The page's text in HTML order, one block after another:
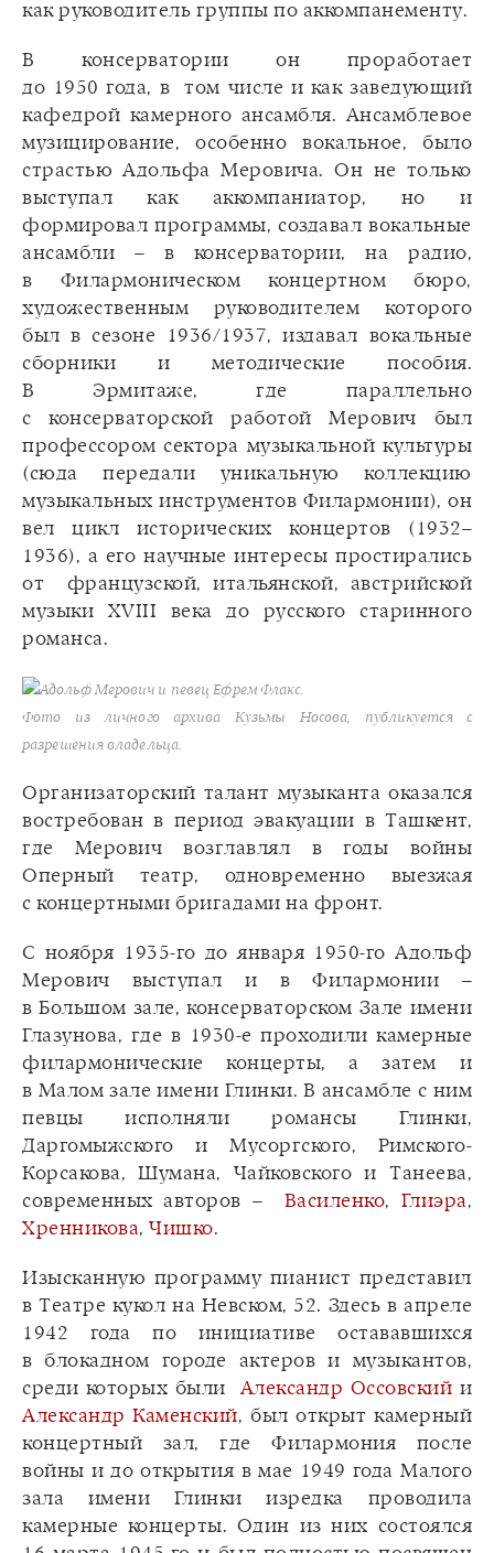
как руководитель группы по аккомпанементу.
В консерватории он проработает
до 1950 года, в том числе и как заведующий
кафедрой камерного ансамбля. Ансамблевое
музицирование, особенно вокальное, было
страстью Адольфа Меровича. Он не только
выступал как аккомпаниатор, но и
формировал программы, создавал вокальные
ансамбли – в консерватории, на радио,
в Филармоническом концертном бюро,
художественным руководителем которого
был в сезоне 1936/1937, издавал вокальные
сборники и методические пособия.
В Эрмитаже, где параллельно
с консерваторской работой Мерович был
профессором сектора музыкальной культуры
(сюда передали уникальную коллекцию
музыкальных инструментов Филармонии), он
вел цикл исторических концертов (1932–
1936), а его научные интересы простирались
от французской, итальянской, австрийской
музыки XVIII века до русского старинного
романса.
Адольф Мерович и певец Ефрем Флакс.
Фото из личного архива Кузьмы Носова, публикуется с
разрешения владельца.
Организаторский талант музыканта оказался
востребован в период эвакуации в Ташкент,
где Мерович возглавлял в годы войны
Оперный театр, одновременно выезжая
с концертными бригадами на фронт.
С ноября 1935-го до января 1950-го Адольф
Мерович выступал и в Филармонии –
в Большом зале, консерваторском Зале имени
Глазунова, где в 1930-е проходили камерные
филармонические концерты, а затем и
в Малом зале имени Глинки. В ансамбле с ним
певцы исполняли романсы Глинки,
Даргомыжского и Мусоргского, Римского-
Корсакова, Шумана, Чайковского и Танеева,
современных авторов – Василенко, Глиэра,
Хренникова, Чишко.
Изысканную программу пианист представил
в Театре кукол на Невском, 52. Здесь в апреле
1942 года по инициативе остававшихся
в блокадном городе актеров и музыкантов,
среди которых были Александр Оссовский и
Александр Каменский, был открыт камерный
концертный зал, где Филармония после
войны и до открытия в мае 1949 года Малого
зала имени Глинки изредка проводила
камерные концерты. Один из них состоялся